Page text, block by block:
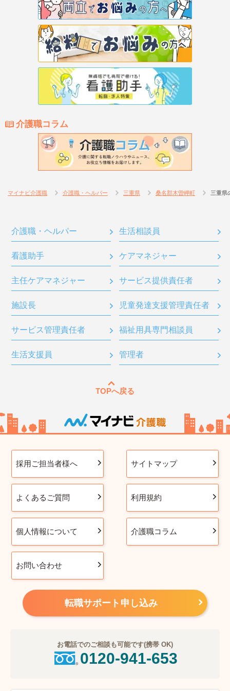
介護職コラム
マイナビ介護職 介護職・ヘルパー 三重県 桑名郡木曽岬町 三重県
介護職・ヘルパー 生活相談員
看護助手 ケアマネジャー
主任ケアマネジャー サービス提供責任者
施設長 児童発達支援管理責任者
サービス管理責任者 福祉用具専門相談員
生活支援員 管理者
TOPへ戻る
採用ご担当者様へ サイトマップ
よくあるご質問 利用規約
個人情報について 介護職コラム
お問い合わせ
転職サポート申し込み
お電話でのご相談も可能です(携帯 OK)
0120-941-653